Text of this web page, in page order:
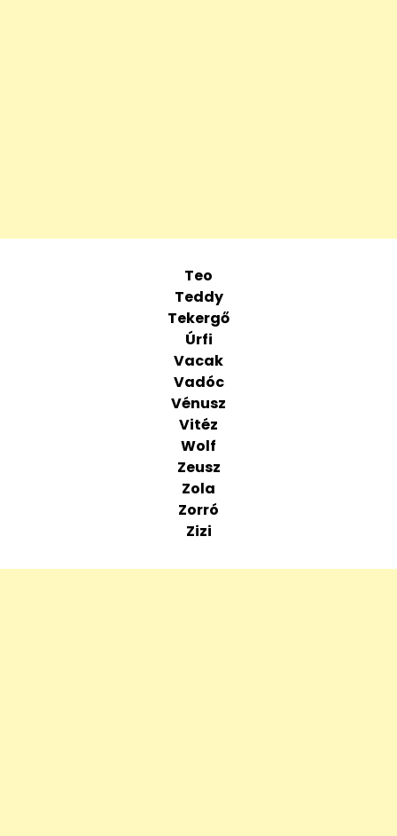
Teo
Teddy
Tekergő
Úrfi
Vacak
Vadóc
Vénusz
Vitéz
Wolf
Zeusz
Zola
Zorró
Zizi